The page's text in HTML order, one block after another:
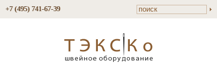
+7 (495) 741-67-39